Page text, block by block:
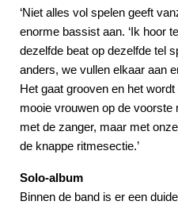
‘Niet alles vol spelen geeft
enorme bassist aan. ‘Ik hoor
dezelfde beat op dezelfde tel
anders, we vullen elkaar aan
Het gaat grooven en het
mooie vrouwen op de
met de zanger, maar met
de knappe ritmesectie.’
Solo-album
Binnen de band is er een